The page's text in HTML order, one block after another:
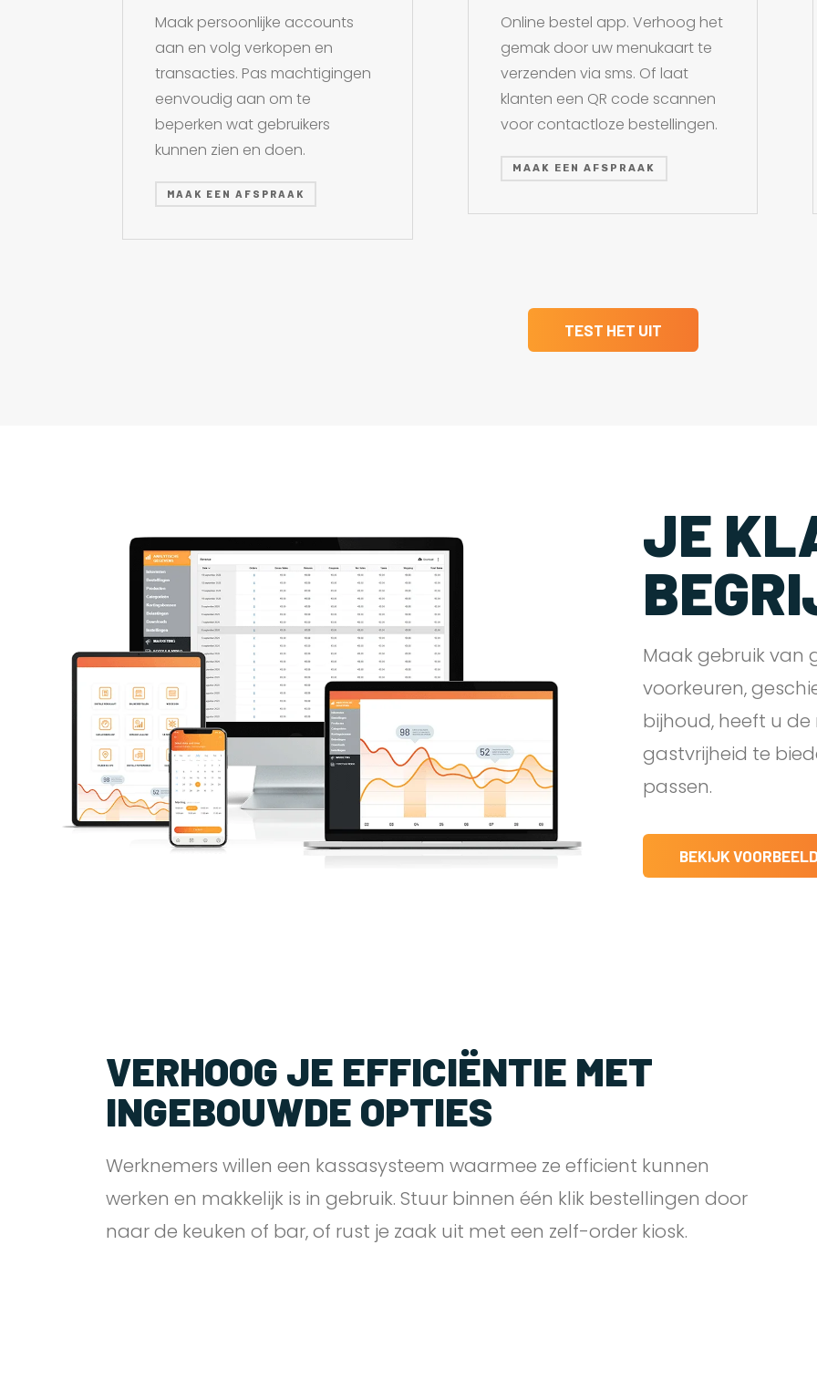
Maak persoonlijke accounts
aan en volg verkopen en
transacties. Pas machtigingen
eenvoudig aan om te
beperken wat gebruikers
kunnen zien en doen.
MAAK EEN AFSPRAAK
Online bestel app. Verhoog het
gemak door uw menukaart te
verzenden via sms. Of laat
klanten een QR code scannen
voor contactloze bestellingen.
MAAK EEN AFSPRAAK
TEST HET UIT
JE
Maak gebruik van
voorkeuren,
bijhoud, heeft u
gastvrijheid te
passen.
BEKIJK
VERHOOG JE EFFICIËNTIE MET
INGEBOUWDE OPTIES
Werknemers willen een kassasysteem waarmee ze efficient kunnen
werken en makkelijk is in gebruik. Stuur binnen één klik bestellingen door
naar de keuken of bar, of rust je zaak uit met een zelf-order kiosk.